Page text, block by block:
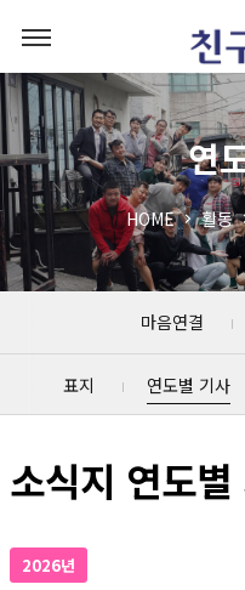
연
HOME 활동
마음연결
표지 연도별 기사
소식지 연도별
2026년